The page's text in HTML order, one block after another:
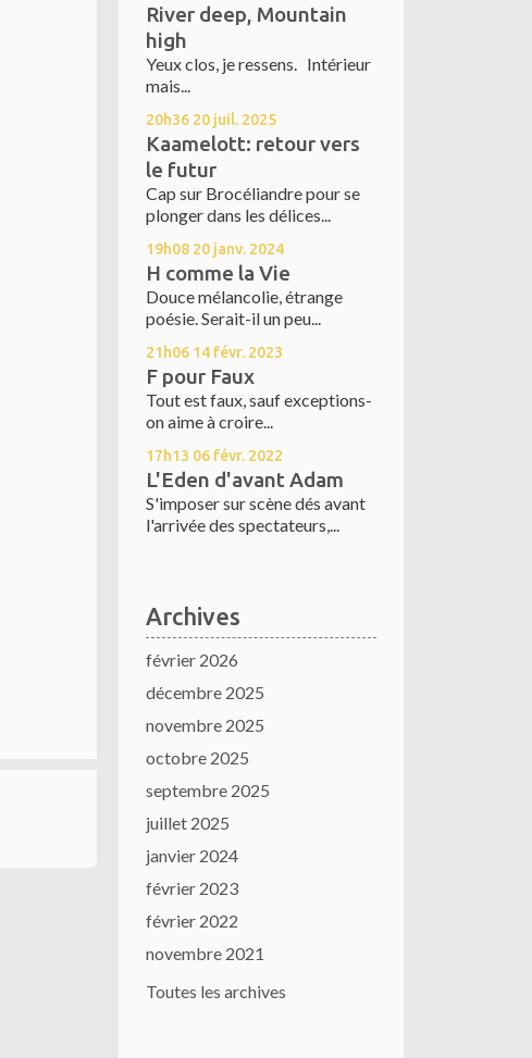
River deep, Mountain
high
Yeux clos, je ressens. Intérieur
mais...
20h36 20 juil. 2025
Kaamelott: retour vers
le futur
Cap sur Brocéliandre pour se
plonger dans les délices...
19h08 20 janv. 2024
H comme la Vie
Douce mélancolie, étrange
poésie. Serait-il un peu...
21h06 14 févr. 2023
F pour Faux
Tout est faux, sauf exceptions-
on aime à croire...
17h13 06 févr. 2022
L'Eden d'avant Adam
S'imposer sur scène dés avant
l'arrivée des spectateurs,...
Archives
février 2026
décembre 2025
novembre 2025
octobre 2025
septembre 2025
juillet 2025
janvier 2024
février 2023
février 2022
novembre 2021
Toutes les archives